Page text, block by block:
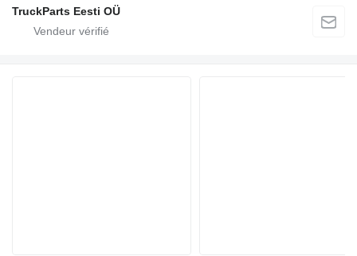
TruckParts Eesti OÜ